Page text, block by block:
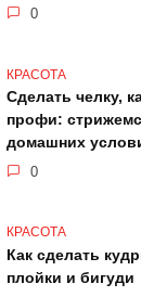
0
КРАСОТА
Сделать челку,
профи:
домашних
0
КРАСОТА
Как сделать
плойки и бигуди